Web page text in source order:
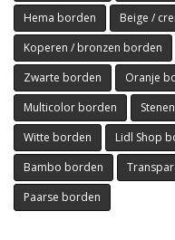
Hema borden
Beige /
Koperen / bronzen borden
Zwarte borden
Oranje
Multicolor borden
Witte borden
Lidl Shop
Bambo borden
Paarse borden